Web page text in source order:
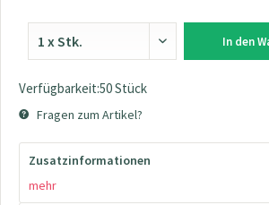
In den
Verfügbarkeit:50 Stück
Fragen zum Artikel?
Zusatzinformationen
mehr